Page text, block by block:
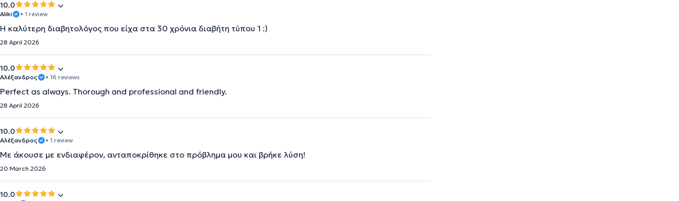
10.0
Aliki • 1 review
Η καλύτερη διαβητολόγος που είχα στα 30 χρόνια διαβήτη τύπου 1 :)
28 April 2026
10.0
Αλέξανδρος • 16 reviews
Perfect as always. Thorough and professional and friendly.
28 April 2026
10.0
Αλέξανδρος • 1 review
Με άκουσε με ενδιαφέρον, ανταποκρίθηκε στο πρόβλημα μου και βρήκε λύση!
20 March 2026
10.0